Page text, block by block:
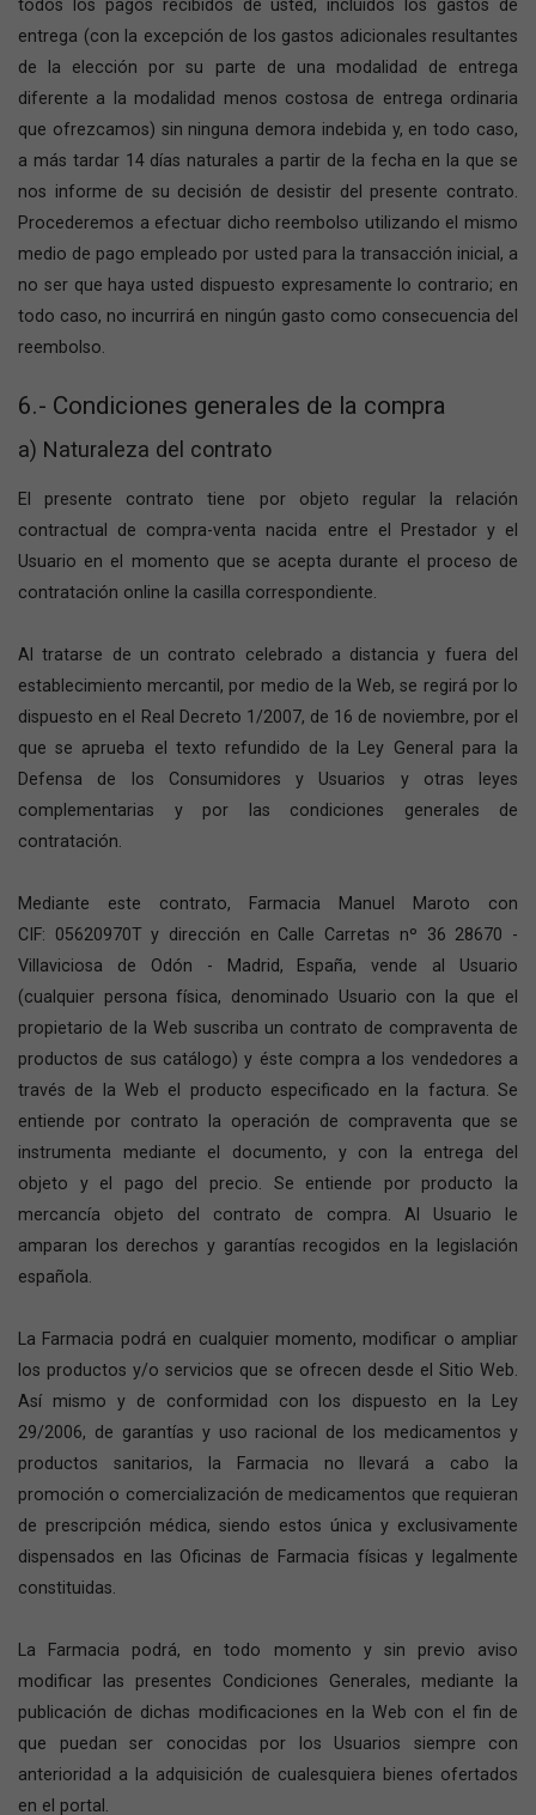
todos los pagos recibidos de usted, incluidos los gastos de
entrega (con la excepción de los gastos adicionales resultantes
de la elección por su parte de una modalidad de entrega
diferente a la modalidad menos costosa de entrega ordinaria
que ofrezcamos) sin ninguna demora indebida y, en todo caso,
a más tardar 14 días naturales a partir de la fecha en la que se
nos informe de su decisión de desistir del presente contrato.
Procederemos a efectuar dicho reembolso utilizando el mismo
medio de pago empleado por usted para la transacción inicial, a
no ser que haya usted dispuesto expresamente lo contrario; en
todo caso, no incurrirá en ningún gasto como consecuencia del
reembolso.
6.- Condiciones generales de la compra
a) Naturaleza del contrato
El presente contrato tiene por objeto regular la relación
contractual de compra-venta nacida entre el Prestador y el
Usuario en el momento que se acepta durante el proceso de
contratación online la casilla correspondiente.
Al tratarse de un contrato celebrado a distancia y fuera del
establecimiento mercantil, por medio de la Web, se regirá por lo
dispuesto en el Real Decreto 1/2007, de 16 de noviembre, por el
que se aprueba el texto refundido de la Ley General para la
Defensa de los Consumidores y Usuarios y otras leyes
complementarias y por las condiciones generales de
contratación.
Mediante este contrato, Farmacia Manuel Maroto con
CIF: 05620970T y dirección en Calle Carretas nº 36 28670 -
Villaviciosa de Odón - Madrid, España, vende al Usuario
(cualquier persona física, denominado Usuario con la que el
propietario de la Web suscriba un contrato de compraventa de
productos de sus catálogo) y éste compra a los vendedores a
través de la Web el producto especificado en la factura. Se
entiende por contrato la operación de compraventa que se
instrumenta mediante el documento, y con la entrega del
objeto y el pago del precio. Se entiende por producto la
mercancía objeto del contrato de compra. Al Usuario le
amparan los derechos y garantías recogidos en la legislación
española.
La Farmacia podrá en cualquier momento, modificar o ampliar
los productos y/o servicios que se ofrecen desde el Sitio Web.
Así mismo y de conformidad con los dispuesto en la Ley
29/2006, de garantías y uso racional de los medicamentos y
productos sanitarios, la Farmacia no llevará a cabo la
promoción o comercialización de medicamentos que requieran
de prescripción médica, siendo estos única y exclusivamente
dispensados en las Oficinas de Farmacia físicas y legalmente
constituidas.
La Farmacia podrá, en todo momento y sin previo aviso
modificar las presentes Condiciones Generales, mediante la
publicación de dichas modificaciones en la Web con el fin de
que puedan ser conocidas por los Usuarios siempre con
anterioridad a la adquisición de cualesquiera bienes ofertados
en el portal.